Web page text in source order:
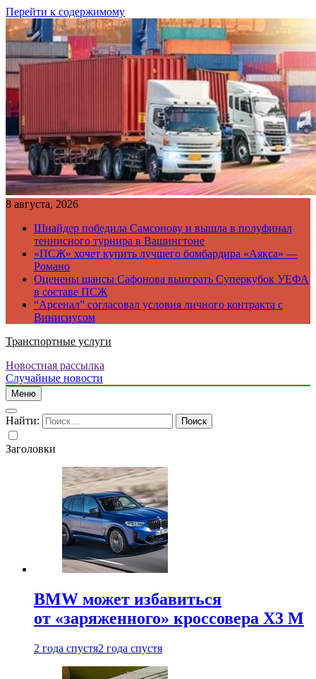
Перейти к содержимому
8 августа, 2026
Шнайдер победила Самсонову и вышла в полуфинал
теннисного турнира в Вашингтоне
«ПСЖ» хочет купить лучшего бомбардира «Аякса» —
Романо
Оценены шансы Сафонова выиграть Суперкубок УЕФА
в составе ПСЖ
“Арсенал” согласовал условия личного контракта с
Винисиусом
Транспортные услуги
Новостная рассылка
Случайные новости
Меню
Найти:
Заголовки
BMW может избавиться
от «заряженного» кроссовера X3 M
2 года спустя2 года спустя